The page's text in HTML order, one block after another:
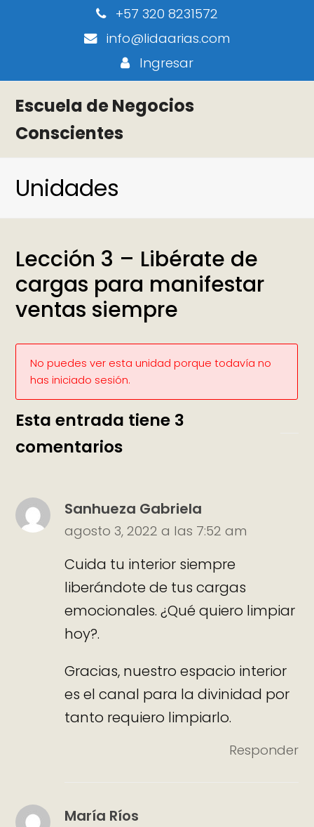
+57 320 8231572
info@lidaarias.com
Ingresar
Escuela de Negocios
Conscientes
Unidades
Lección 3 – Libérate de
cargas para manifestar
ventas siempre
No puedes ver esta unidad porque todavía no
has iniciado sesión.
Esta entrada tiene 3
comentarios
Sanhueza Gabriela
agosto 3, 2022 a las 7:52 am
Cuida tu interior siempre
liberándote de tus cargas
emocionales. ¿Qué quiero limpiar
hoy?.
Gracias, nuestro espacio interior
es el canal para la divinidad por
tanto requiero limpiarlo.
Responder
María Ríos